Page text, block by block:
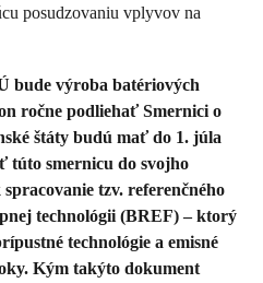
posudzovaniu vplyvov na
bude výroba batériových
ročne podliehať Smernici o
štáty budú mať do 1. júla
túto smernicu do svojho
tzv. referenčného
technológii (BREF) – ktorý
technológie a emisné
Kým takýto dokument